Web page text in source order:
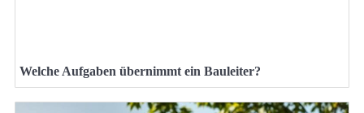
Welche Aufgaben übernimmt ein Bauleiter?